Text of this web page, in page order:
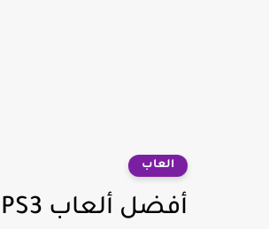
العاب
أفضل ألعاب PS3 لكل الأوقات